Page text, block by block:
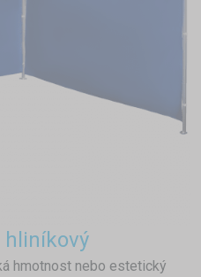
hliníkový
hmotnost nebo estetický